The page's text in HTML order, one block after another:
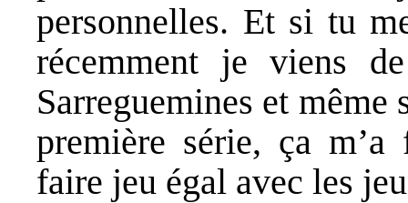
personnelles. Et si tu
récemment je viens
Sarreguemines et même
première série, ça
faire jeu égal avec les